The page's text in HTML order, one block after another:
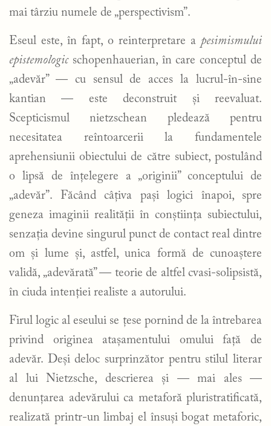
mai târziu numele de „perspectivism”.
Eseul este, în fapt, o reinterpretare a pesimismului
epistemologicschopenhauerian, în care conceptul de
„adevăr” — cu sensul de acces la lucrul-în-sine
kantian — este deconstruit și reevaluat.
Scepticismul nietzschean pledează pentru
necesitatea reîntoarcerii la fundamentele
aprehensiunii obiectului de către subiect, postulând
o lipsă de înțelegere a „originii” conceptului de
„adevăr”. Făcând câțiva pași logici înapoi, spre
geneza imaginii realității în conștiința subiectului,
senzația devine singurul punct de contact real dintre
om și lume și, astfel, unica formă de cunoaștere
validă, „adevărată” — teorie de altfel cvasi-solipsistă,
în ciuda intenției realiste a autorului.
Firul logic al eseului se țese pornind de la întrebarea
privind originea atașamentului omului față de
adevăr. Deși deloc surprinzător pentru stilul literar
al lui Nietzsche, descrierea și — mai ales —
denunțarea adevărului ca metaforă pluristratificată,
realizată printr-un limbaj el însuși bogat metaforic,